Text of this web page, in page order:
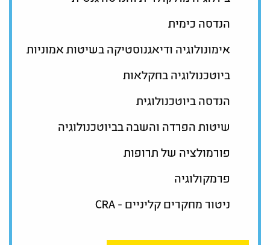
הנדסה כימית
אימונולוגיה ודיאגנוסטיקה בשיטות אמוניות
ביוטכנולוגיה בחקלאות
הנדסה ביוטכנולוגית
שיטות הפרדה והשבה בביוטכנולוגיה
פורמולציה של תרופות
פרמקולוגיה
ניטור מחקרים קליניים - CRA